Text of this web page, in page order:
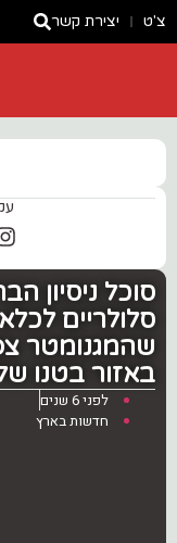
צ'ט יצירת קשר
סלולריים
שהמגנומטר
באזור בטנו
לפני 6 שנים
חדשות בארץ